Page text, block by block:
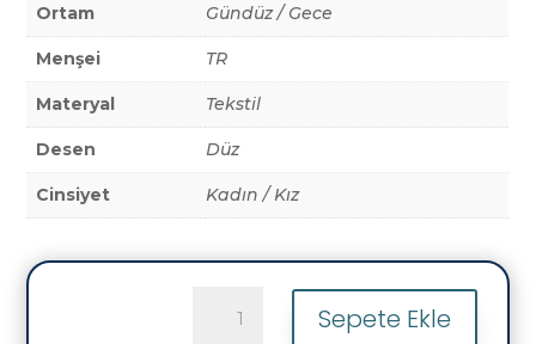
Ortam Gündüz / Gece
Menşei TR
Materyal Tekstil
Desen Düz
Cinsiyet Kadın / Kız
Kipling
Sepete Ekle